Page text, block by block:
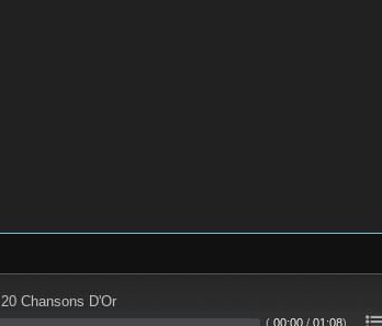
20 Chansons D'Or
( 00:00 / 01:08)